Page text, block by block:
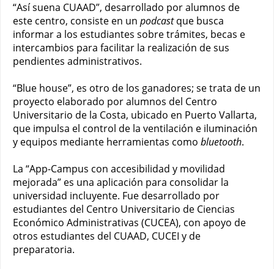
“Así suena CUAAD”, desarrollado por alumnos de
este centro, consiste en un podcastque busca
informar a los estudiantes sobre trámites, becas e
intercambios para facilitar la realización de sus
pendientes administrativos.
“Blue house”, es otro de los ganadores; se trata de un
proyecto elaborado por alumnos del Centro
Universitario de la Costa, ubicado en Puerto Vallarta,
que impulsa el control de la ventilación e iluminación
y equipos mediante herramientas como bluetooth.
La “App-Campus con accesibilidad y movilidad
mejorada” es una aplicación para consolidar la
universidad incluyente. Fue desarrollado por
estudiantes del Centro Universitario de Ciencias
Económico Administrativas (CUCEA), con apoyo de
otros estudiantes del CUAAD, CUCEI y de
preparatoria.